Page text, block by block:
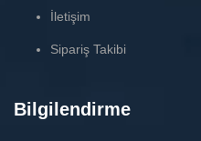
İletişim
Sipariş Takibi
Bilgilendirme